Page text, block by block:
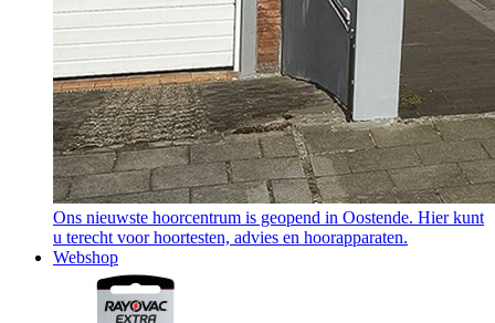
Ons nieuwste hoorcentrum is geopend in Oostende. Hier kunt
u terecht voor hoortesten, advies en hoorapparaten.
Webshop